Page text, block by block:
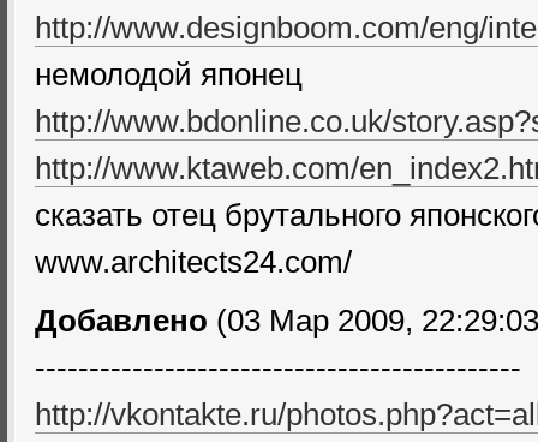
http://www.designboom.com/eng/
немолодой японец
http://www.bdonline.co.uk/
http://www.ktaweb.com/
сказать отец брутального
www.architects24.com/
Добавлено (03 Мар 2009,
---------------------------------------------
http://vkontakte.ru/